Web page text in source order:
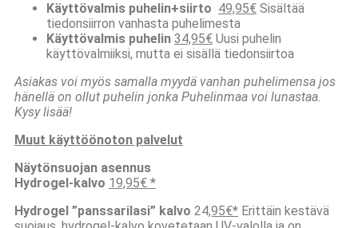
Käyttövalmis puhelin+siirto 49,95€ Sisältää
tiedonsiirron vanhasta puhelimesta
Käyttövalmis puhelin 34,95€ Uusi puhelin
käyttövalmiiksi, mutta ei sisällä tiedonsiirtoa
Asiakas voi myös samalla myydä vanhan puhelimensa jos
hänellä on ollut puhelin jonka Puhelinmaa voi lunastaa.
Kysy lisää!
Muut käyttöönoton palvelut
Näytönsuojan asennus
Hydrogel-kalvo 19,95€ *
Hydrogel ”panssarilasi” kalvo 24,95€* Erittäin kestävä